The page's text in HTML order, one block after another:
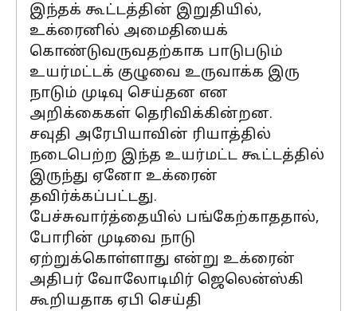
இந்தக் கூட்டத்தின் இறுதியில்,
உக்ரைனில் அமைதியைக்
கொண்டுவருவதற்காக பாடுபடும்
உயர்மட்டக் குழுவை உருவாக்க இரு
நாடும் முடிவு செய்தன என
அறிக்கைகள் தெரிவிக்கின்றன.
சவுதி அரேபியாவின் ரியாத்தில்
நடைபெற்ற இந்த உயர்மட்ட கூட்டத்தில்
இருந்து ஏனோ உக்ரைன்
தவிர்க்கப்பட்டது.
பேச்சுவார்த்தையில் பங்கேற்காததால்,
போரின் முடிவை நாடு
ஏற்றுக்கொள்ளாது என்று உக்ரைன்
அதிபர் வோலோடிமிர் ஜெலென்ஸ்கி
கூறியதாக ஏபி செய்தி